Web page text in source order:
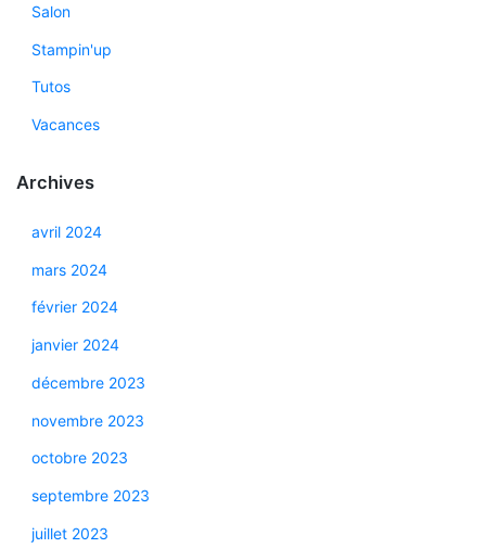
Salon
Stampin'up
Tutos
Vacances
Archives
avril 2024
mars 2024
février 2024
janvier 2024
décembre 2023
novembre 2023
octobre 2023
septembre 2023
juillet 2023